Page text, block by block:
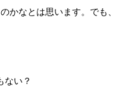
かなとは思います。でも、
ない？